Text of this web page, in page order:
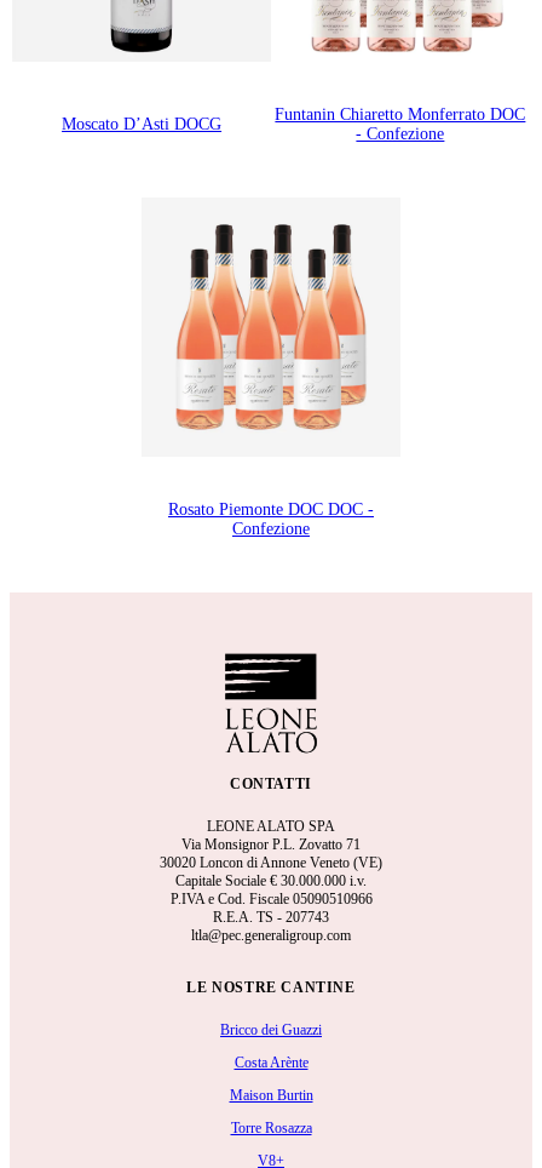
Moscato D’Asti DOCG
Funtanin Chiaretto Monferrato DOC
- Confezione
Rosato Piemonte DOC DOC -
Confezione
CONTATTI
LEONE ALATO SPA
Via Monsignor P.L. Zovatto 71
30020 Loncon di Annone Veneto (VE)
Capitale Sociale € 30.000.000 i.v.
P.IVA e Cod. Fiscale 05090510966
R.E.A. TS - 207743
ltla@pec.generaligroup.com
LE NOSTRE CANTINE
Bricco dei Guazzi
Costa Arènte
Maison Burtin
Torre Rosazza
V8+